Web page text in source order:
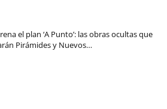
el plan ‘A Punto’: las obras ocultas que
Pirámides y Nuevos…